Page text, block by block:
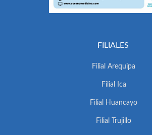
FILIALES
Filial Arequipa
Filial Ica
Filial Huancayo
Filial Trujillo